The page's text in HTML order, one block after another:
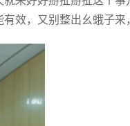
效，又别整出幺蛾子来